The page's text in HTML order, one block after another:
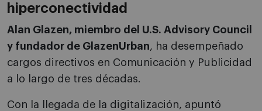
hiperconectividad
Alan Glazen, miembro del U.S. Advisory Council
y fundador de GlazenUrban, ha desempeñado
cargos directivos en Comunicación y Publicidad
a lo largo de tres décadas.
Con la llegada de la digitalización, apuntó